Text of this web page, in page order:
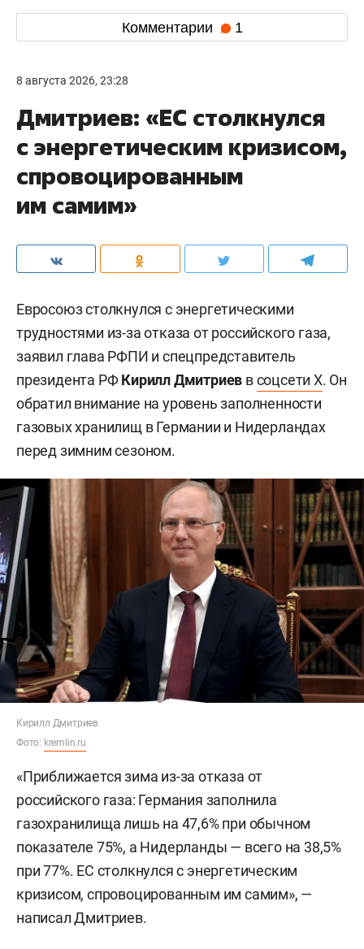
Комментарии 1
8 августа 2026, 23:28
Дмитриев: «ЕС столкнулся
с энергетическим кризисом,
спровоцированным
им самим»
Евросоюз столкнулся с энергетическими
трудностями из-за отказа от российского газа,
заявил глава РФПИ и спецпредставитель
президента РФКирилл Дмитриев всоцсети X. Он
обратил внимание на уровень заполненности
газовых хранилищ в Германии и Нидерландах
перед зимним сезоном.
Кирилл Дмитриев
Фото: kremlin.ru
«Приближается зима из-за отказа от
российского газа: Германия заполнила
газохранилища лишь на 47,6% при обычном
показателе 75%, а Нидерланды — всего на 38,5%
при 77%. ЕС столкнулся с энергетическим
кризисом, спровоцированным им самим», —
написал Дмитриев.